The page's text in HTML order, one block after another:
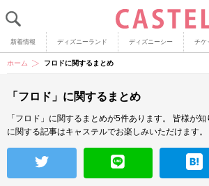
新着情報 ディズニーランド ディズニーシー チケ
ホーム フロドに関するまとめ
「フロド」に関するまとめ
「フロド」に関するまとめが5件あります。
皆様が知
に関する記事はキャステルでお楽しみいただけます。